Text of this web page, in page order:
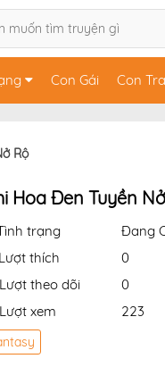
Con Gái Con
Rộ
Hoa Đen Tuyền
trạng
Đang
Lượt thích
0
Lượt theo dõi
0
Lượt xem
223